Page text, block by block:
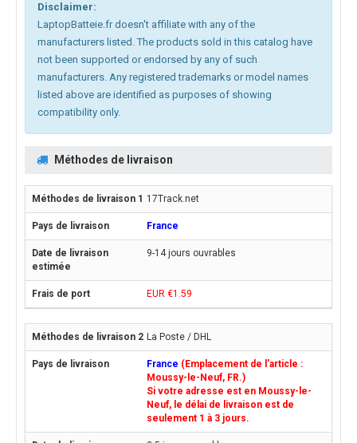
Disclaimer:
LaptopBatteie.fr doesn't affiliate with any of the
manufacturers listed. The products sold in this catalog have
not been supported or endorsed by any of such
manufacturers. Any registered trademarks or model names
listed above are identified as purposes of showing
compatibility only.
Méthodes de livraison
17Track.net
France
9-14 jours ouvrables
EUR €1.59
La Poste / DHL
France (Emplacement de l'article :
Moussy-le-Neuf, FR.)
Si votre adresse est en Moussy-le-
Neuf, le délai de livraison est de
seulement 1 à 3 jours.